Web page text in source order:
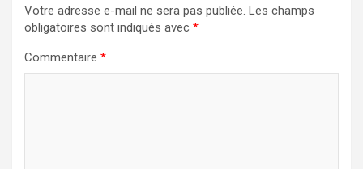
Votre adresse e-mail ne sera pas publiée. Les champs
obligatoires sont indiqués avec *
Commentaire *